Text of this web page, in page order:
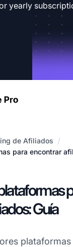
yearly
de Afiliados /
para encontrar
Guía